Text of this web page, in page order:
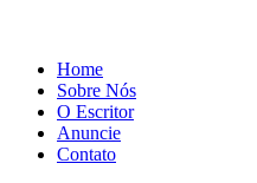
Home
Sobre Nós
O Escritor
Anuncie
Contato